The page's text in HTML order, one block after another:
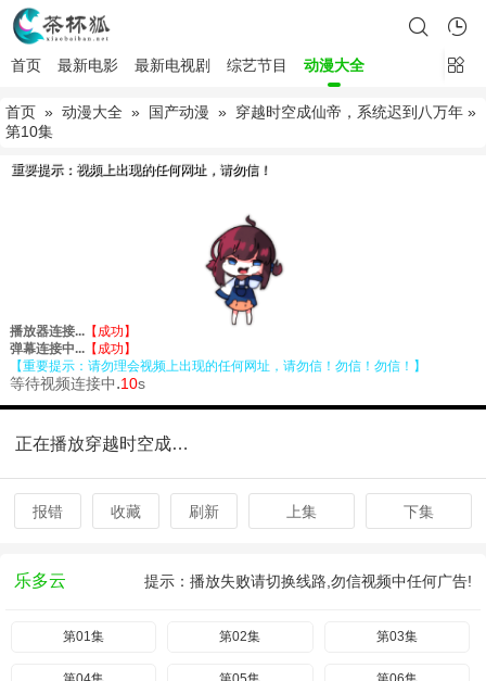
首页 最新电影 最新电视剧 综艺节目 动漫大全
首页 » 动漫大全 » 国产动漫 » 穿越时空成仙帝，系统迟到八万年 »
第10集
正在播放穿越时空成仙帝，系统迟到八万年第10集
报错 收藏 刷新 上集 下集
乐多云 提示：播放失败请切换线路,勿信视频中任何广告!
第01集 第02集 第03集